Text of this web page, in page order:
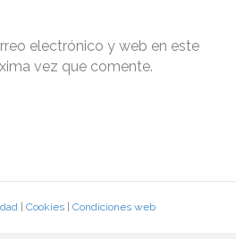
electrónico y web en este
vez que comente.
| Cookies| Condiciones web